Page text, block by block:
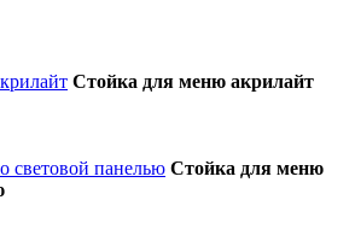
Стойка для меню акрилайт
Стойка для меню